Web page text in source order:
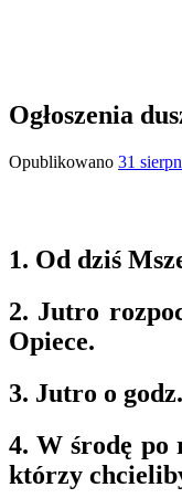
Ogłoszenia
Opublikowano 31
1. Od dziś
2. Jutro
Opiece.
3. Jutro o
4. W środę po
którzy